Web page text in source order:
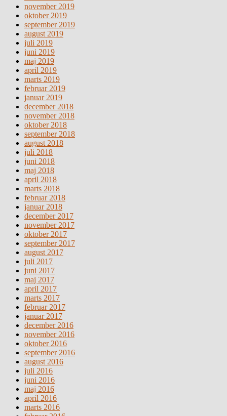
november 2019
oktober 2019
september 2019
august 2019
juli 2019
juni 2019
maj 2019
april 2019
marts 2019
februar 2019
januar 2019
december 2018
november 2018
oktober 2018
september 2018
august 2018
juli 2018
juni 2018
maj 2018
april 2018
marts 2018
februar 2018
januar 2018
december 2017
november 2017
oktober 2017
september 2017
august 2017
juli 2017
juni 2017
maj 2017
april 2017
marts 2017
februar 2017
januar 2017
december 2016
november 2016
oktober 2016
september 2016
august 2016
juli 2016
juni 2016
maj 2016
april 2016
marts 2016